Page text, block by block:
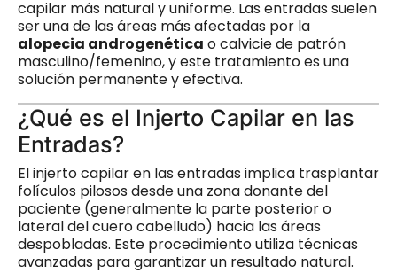
capilar más natural y uniforme. Las entradas suelen
ser una de las áreas más afectadas por la
alopecia androgenética o calvicie de patrón
masculino/femenino, y este tratamiento es una
solución permanente y efectiva.
¿Qué es el Injerto Capilar en las
Entradas?
El injerto capilar en las entradas implica trasplantar
folículos pilosos desde una zona donante del
paciente (generalmente la parte posterior o
lateral del cuero cabelludo) hacia las áreas
despobladas. Este procedimiento utiliza técnicas
avanzadas para garantizar un resultado natural.